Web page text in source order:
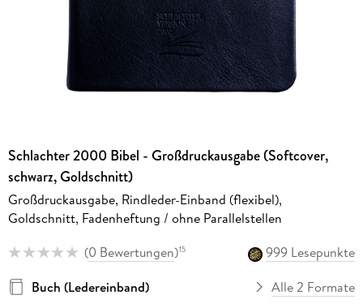
Schlachter 2000 Bibel - Großdruckausgabe (Softcover,
schwarz, Goldschnitt)
Großdruckausgabe, Rindleder-Einband (flexibel),
Goldschnitt, Fadenheftung / ohne Parallelstellen
(0 Bewertungen)15
999 Lesepunkte
Buch (Ledereinband)
Alle 2 Formate